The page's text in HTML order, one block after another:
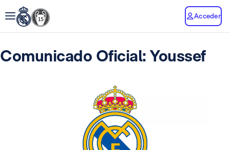
Acceder
Comunicado Oficial: Youssef